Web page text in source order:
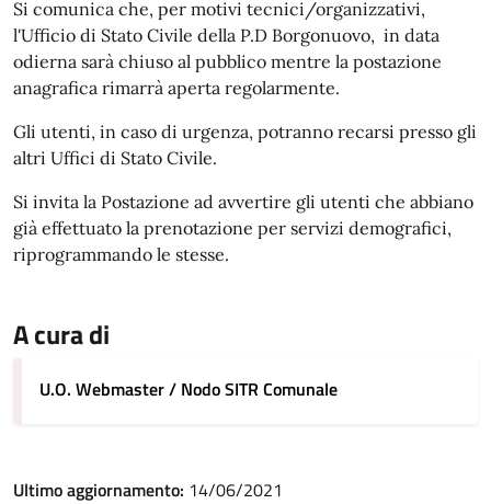
Si comunica che, per motivi tecnici/organizzativi,
l'Ufficio di Stato Civile della P.D Borgonuovo, in data
odierna sarà chiuso al pubblico mentre la postazione
anagrafica rimarrà aperta regolarmente.
Gli utenti, in caso di urgenza, potranno recarsi presso gli
altri Uffici di Stato Civile.
Si invita la Postazione ad avvertire gli utenti che abbiano
già effettuato la prenotazione per servizi demografici,
riprogrammando le stesse.
A cura di
U.O. Webmaster / Nodo SITR Comunale
Ultimo aggiornamento: 14/06/2021